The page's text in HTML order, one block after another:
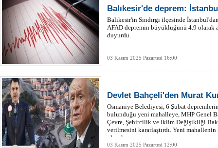
Balıkesir'de deprem:
Balıkesir'in Sındırgı ilçesinde
AFAD depremin büyüklüğünü 4.9 olarak
duyurdu.
03 Kasım 2025 Pazartesi 16:00
Devlet Bahçeli'den Murat
Osmaniye Belediyesi, 6 Şubat
bulunduğu yeni mahalleye, MHP Genel
Çevre, Şehircilik ve İklim Değişikliği
verilmesini kararlaştırdı. Yeni
olacak.
03 Kasım 2025 Pazartesi 12:00